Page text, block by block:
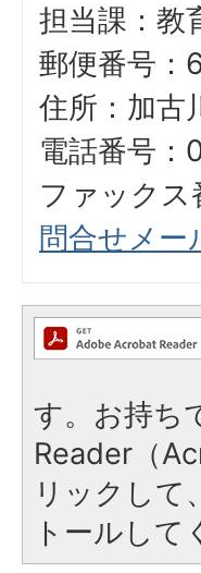
担当課：教
郵便番号：
住所：加古
電話番号
ファック
問合せメー
す。お持ち
Reader（
リックして
トールして